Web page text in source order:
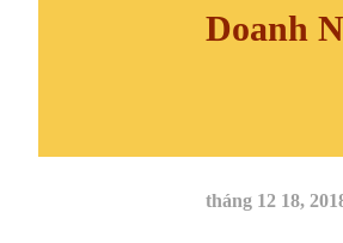
Doanh
tháng 12 18,